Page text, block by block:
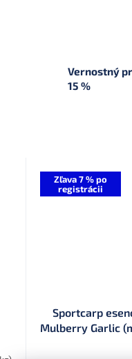
Vernostný
15 %
Zľava 7 % po
registrácii
Sportcarp
Mulberry Garlic